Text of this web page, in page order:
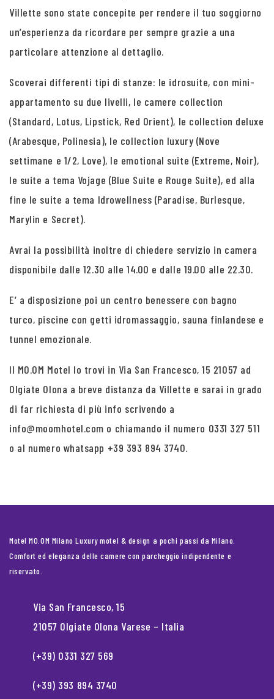
Villette sono state concepite per rendere il tuo soggiorno
un’esperienza da ricordare per sempre grazie a una
particolare attenzione al dettaglio.
Scoverai differenti tipi di stanze: le idrosuite, con mini-
appartamento su due livelli, le camere collection
(Standard, Lotus, Lipstick, Red Orient), le collection deluxe
(Arabesque, Polinesia), le collection luxury (Nove
settimane e 1/2, Love), le emotional suite (Extreme, Noir),
le suite a tema Vojage (Blue Suite e Rouge Suite), ed alla
fine le suite a tema Idrowellness (Paradise, Burlesque,
Marylin e Secret).
Avrai la possibilità inoltre di chiedere servizio in camera
disponibile dalle 12.30 alle 14.00 e dalle 19.00 alle 22.30.
E’ a disposizione poi un centro benessere con bagno
turco, piscine con getti idromassaggio, sauna finlandese e
tunnel emozionale.
Il MO.OM Motel lo trovi in Via San Francesco, 15 21057 ad
Olgiate Olona a breve distanza da Villette e sarai in grado
di far richiesta di più info scrivendo a
info@moomhotel.com o chiamando il numero 0331 327 511
o al numero whatsapp +39 393 894 3740.
Motel MO.OM Milano Luxury motel & design a pochi passi da Milano.
Comfort ed eleganza delle camere con parcheggio indipendente e
riservato.
Via San Francesco, 15
21057 Olgiate Olona Varese – Italia
(+39) 0331 327 569
(+39) 393 894 3740